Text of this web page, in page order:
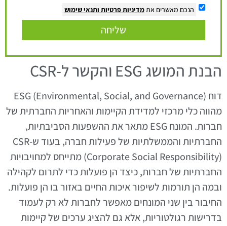
הנכם מאשרים את מדיניות פרטיות ותנאי שימוש
שליחה
הבנת המושג ESG והקשר ל-CSR
דוח ESG (Environmental, Social, and Governance)
מהווה כלי מרכזי למדידת הקיימות והאחריות החברתית של
חברות. המונח ESG מתאר את ההשפעות הסביבתיות,
החברתיות והממשלתיות של פעילות חברה, בעוד ש-CSR
(Corporate Social Responsibility) מתייחס למחויבויות
החברתיות של חברות, כיצד הן פועלות כדי לתרום לקהילה
ובמה הן תורמות לשיפור איכות החיים באזור בו הן פועלות.
החיבור בין שני המונחים מאפשר לחברות לא רק לעמוד
בדרישות רגולטוריות, אלא גם להציג ערכים של קיימות